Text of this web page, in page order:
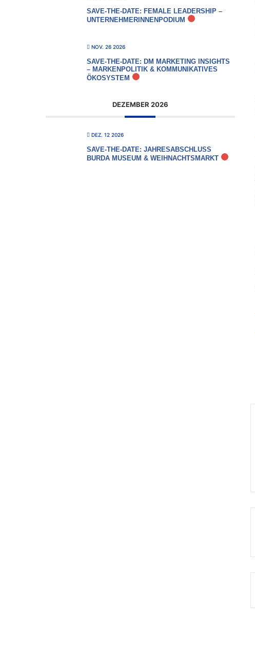
SAVE-THE-DATE: FEMALE LEADERSHIP –
UNTERNEHMERINNENPODIUM
NOV. 26 2026
SAVE-THE-DATE: DM MARKETING INSIGHTS
– MARKENPOLITIK & KOMMUNIKATIVES
ÖKOSYSTEM
DEZEMBER 2026
DEZ. 12 2026
SAVE-THE-DATE: JAHRESABSCHLUSS
BURDA MUSEUM & WEIHNACHTSMARKT